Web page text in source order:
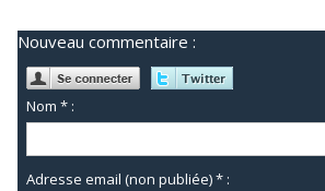
Nouveau commentaire :
Nom * :
Adresse email (non publiée) * :